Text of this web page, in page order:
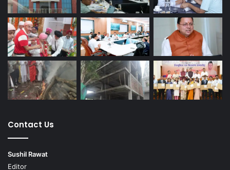
Contact Us
Sushil Rawat
Editor